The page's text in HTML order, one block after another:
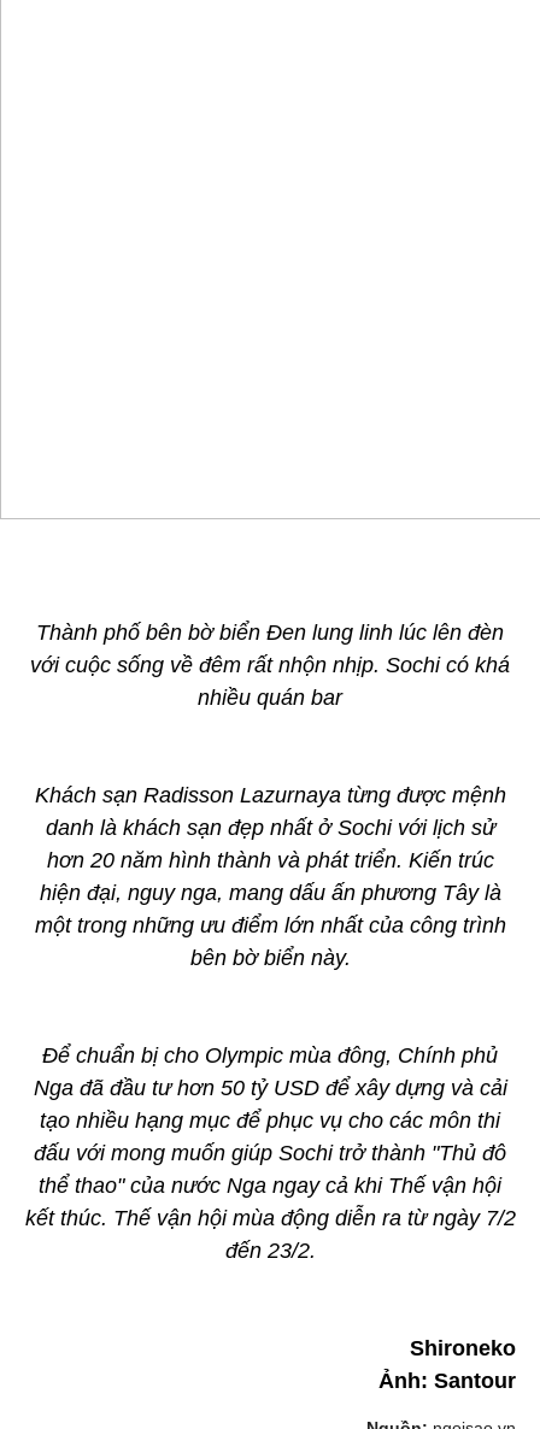
Thành phố bên bờ biển Đen lung linh lúc lên đèn
với cuộc sống về đêm rất nhộn nhịp. Sochi có khá
nhiều quán bar
Khách sạn Radisson Lazurnaya từng được mệnh
danh là khách sạn đẹp nhất ở Sochi với lịch sử
hơn 20 năm hình thành và phát triển. Kiến trúc
hiện đại, nguy nga, mang dấu ấn phương Tây là
một trong những ưu điểm lớn nhất của công trình
bên bờ biển này.
Để chuẩn bị cho Olympic mùa đông, Chính phủ
Nga đã đầu tư hơn 50 tỷ USD để xây dựng và cải
tạo nhiều hạng mục để phục vụ cho các môn thi
đấu với mong muốn giúp Sochi trở thành "Thủ đô
thể thao" của nước Nga ngay cả khi Thế vận hội
kết thúc. Thế vận hội mùa động diễn ra từ ngày 7/2
đến 23/2.
Shironeko
Ảnh: Santour